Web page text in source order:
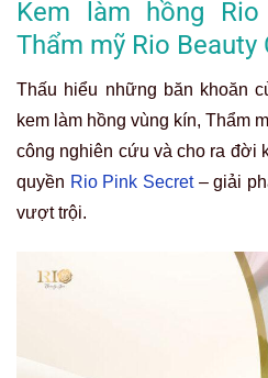
Kem làm hồng
Thẩm mỹ Rio Beauty
Thấu hiểu những băn khoăn
kem làm hồng vùng kín, Thẩm
công nghiên cứu và cho ra đời
quyền Rio Pink Secret – giải
vượt trội.